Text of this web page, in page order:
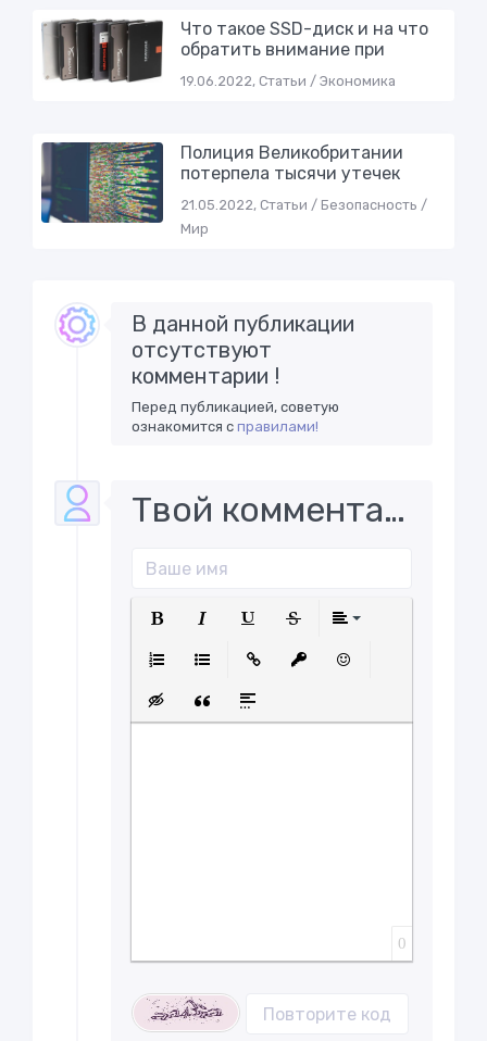
Что такое SSD-диск и на что
обратить внимание при
19.06.2022, Статьи / Экономика
Полиция Великобритании
потерпела тысячи утечек
21.05.2022, Статьи / Безопасность /
Мир
В данной публикации
отсутствуют
комментарии !
Перед публикацией, советую
ознакомится справилами!
Твой комментарий..
Вставка скрытого текста
Вставка цитаты
Вставка спойлера
0